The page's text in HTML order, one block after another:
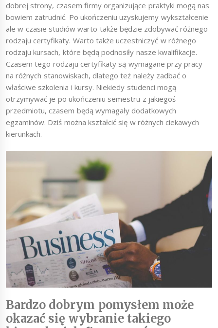
dobrej strony, czasem firmy organizujące praktyki mogą nas
bowiem zatrudnić. Po ukończeniu uzyskujemy wykształcenie
ale w czasie studiów warto także będzie zdobywać różnego
rodzaju certyfikaty. Warto także uczestniczyć w różnego
rodzaju kursach, które będą podnosiły nasze kwalifikacje.
Czasem tego rodzaju certyfikaty są wymagane przy pracy
na różnych stanowiskach, dlatego też należy zadbać o
właściwe szkolenia i kursy. Niekiedy studenci mogą
otrzymywać je po ukończeniu semestru z jakiegoś
przedmiotu, czasem będą wymagały dodatkowych
egzaminów. Dziś można kształcić się w różnych ciekawych
kierunkach.
Bardzo dobrym pomysłem może
okazać się wybranie takiego